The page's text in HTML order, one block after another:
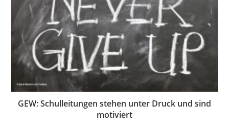
GEW: Schulleitungen stehen unter Druck und sind
motiviert